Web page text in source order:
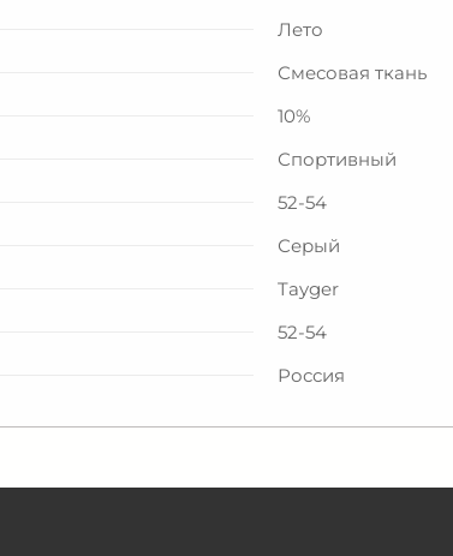
Лето
Смесовая ткань
10%
Спортивный
52-54
Серый
Tayger
52-54
Россия